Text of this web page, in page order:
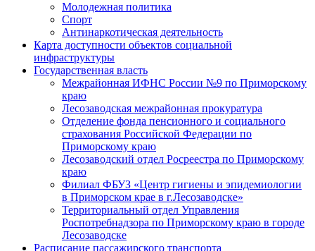
Молодежная политика
Спорт
Антинаркотическая деятельность
Карта доступности объектов социальной
инфраструктуры
Государственная власть
Межрайонная ИФНС России №9 по Приморскому
краю
Лесозаводская межрайонная прокуратура
Отделение фонда пенсионного и социального
страхования Российской Федерации по
Приморскому краю
Лесозаводский отдел Росреестра по Приморскому
краю
Филиал ФБУЗ «Центр гигиены и эпидемиологии
в Приморском крае в г.Лесозаводске»
Территориальный отдел Управления
Роспотребнадзора по Приморскому краю в городе
Лесозаводске
Расписание пассажирского транспорта